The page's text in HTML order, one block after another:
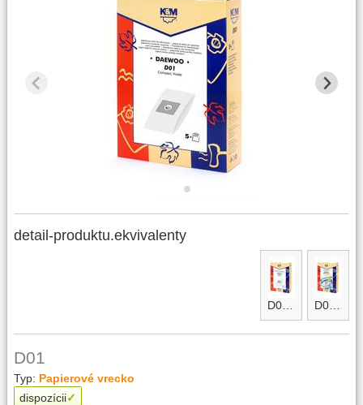
detail-produktu.ekvivalenty
D01.2 D01.2-micro
D01
Typ: Papierové vrecko
dispozícii